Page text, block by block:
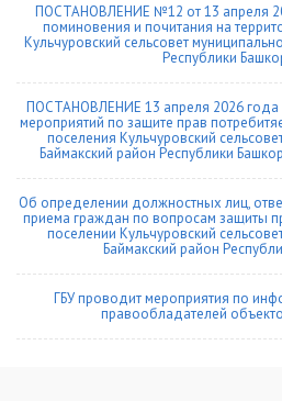
ПОСТАНОВЛЕНИЕ №12 от 13 апреля
поминовения и почитания на
Кульчуровский сельсовет
Республики
ПОСТАНОВЛЕНИЕ 13 апреля 2026
мероприятий по защите прав
поселения Кульчуровский
Баймакский район Республики
Об определении должностных лиц,
приема граждан по вопросам защиты
поселении Кульчуровский
Баймакский район
ГБУ проводит мероприятия по
правообладателей